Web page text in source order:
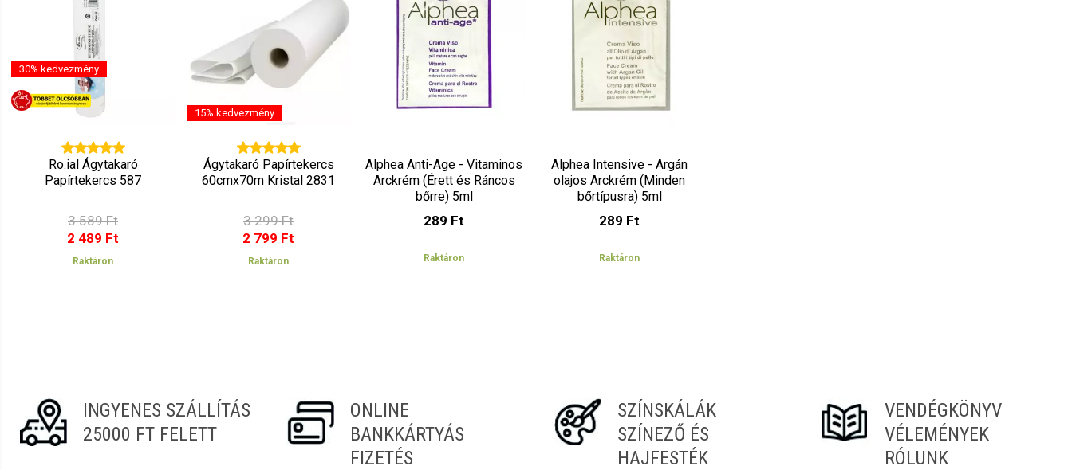
2022.01.10. 09:24
Szuper áron szép termék
Martina 2021.12.23. 08:43
30% kedvezmény
Ro.ial Ágytakaró
Papírtekercs 587
3 589 Ft
2 489 Ft
Raktáron
15% kedvezmény
Ágytakaró Papírtekercs
60cmx70m Kristal 2831
3 299 Ft
2 799 Ft
Raktáron
Alphea Anti-Age - Vitaminos
Arckrém (Érett és Ráncos
bőrre) 5ml
289 Ft
Raktáron
Alphea Intensive - Argán
olajos Arckrém (Minden
bőrtípusra) 5ml
289 Ft
Raktáron
INGYENES SZÁLLÍTÁS
25000 FT FELETT
ONLINE
BANKKÁRTYÁS
FIZETÉS
SZÍNSKÁLÁK
SZÍNEZŐ ÉS
HAJFESTÉK
VENDÉGKÖNYV
VÉLEMÉNYEK
RÓLUNK